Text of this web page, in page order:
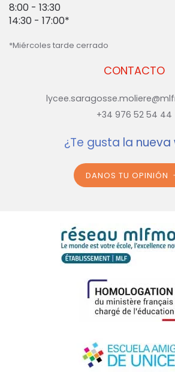
CONTACTO
+34 976 52 54 44
8:00 - 13:30
14:30 - 17:00*
*Miércoles tarde cerrado
¿Te gusta la nueva
DANOS TU OPINIÓN